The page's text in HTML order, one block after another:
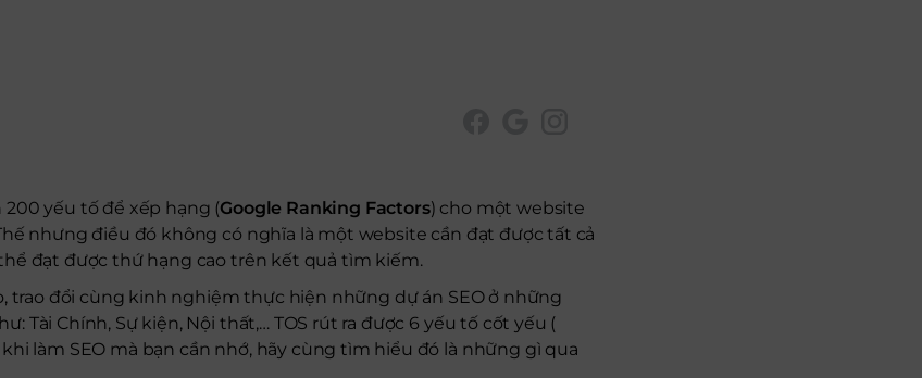
200 yếu tố để xếp hạng (Google Ranking Factors) cho một website
nhưng điều đó không có nghĩa là một website cần đạt được tất cả
đạt được thứ hạng cao trên kết quả tìm kiếm.
trao đổi cùng kinh nghiệm thực hiện những dự án SEO ở những
Tài Chính, Sự kiện, Nội thất,… TOS rút ra được 6 yếu tố cốt yếu (
làm SEO mà bạn cần nhớ, hãy cùng tìm hiểu đó là những gì qua